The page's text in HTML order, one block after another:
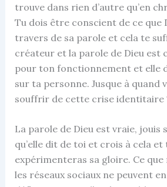
trouve dans rien d’autre qu’en
Tu dois être conscient de ce que
travers de sa parole et cela te
créateur et la parole de Dieu est
pour ton fonctionnement et elle
sur ta personne. Jusque à quand
souffrir de cette crise identitaire
La parole de Dieu est vraie, jouis
qu’elle dit de toi et crois à cela et
expérimenteras sa gloire. Ce que
les réseaux sociaux ne peuvent